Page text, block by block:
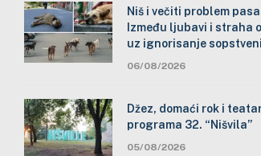
Niš i večiti problem
Između ljubavi i straha
uz ignorisanje
06/08/2026
Džez, domaći rok i
programa 32. “Nišvila”
05/08/2026